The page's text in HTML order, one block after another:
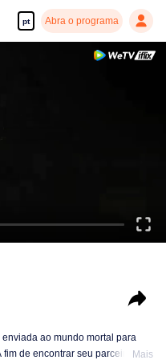
pt Abra o programa
ao mundo mortal para
de encontrar seu parceiro
Mais